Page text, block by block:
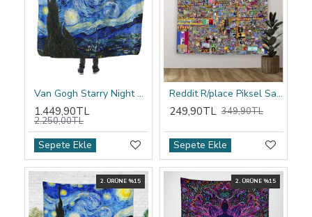
Van Gogh Starry Night Kapşonlu Battaniye
1.449,90TL
2.250,00TL
Sepete Ekle
Reddit R/place Piksel Sanatı Duvar Örtüsü
249,90TL 349,90TL
Sepete Ekle
2. ÜRÜNE %15 2. ÜRÜNE %15